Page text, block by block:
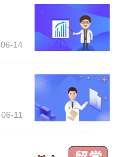
06-14
06-11